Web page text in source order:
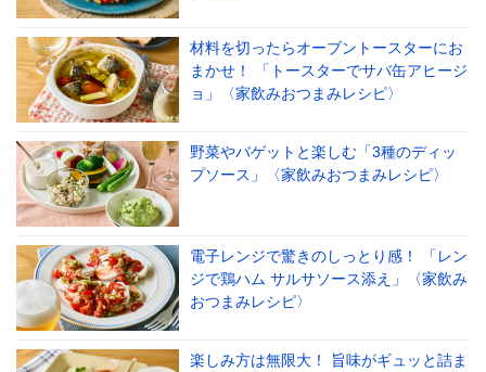
材料を切ったらオーブントースターにお
まかせ！ 「トースターでサバ缶アヒージ
ョ」〈家飲みおつまみレシピ〉
野菜やバゲットと楽しむ「3種のディッ
プソース」〈家飲みおつまみレシピ〉
電子レンジで驚きのしっとり感！ 「レン
ジで鶏ハム サルサソース添え」〈家飲み
おつまみレシピ〉
楽しみ方は無限大！ 旨味がギュッと詰ま